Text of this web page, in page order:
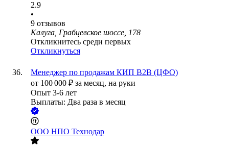
2.9
•
9 отзывов
Калуга, Грабцевское шоссе, 178
Откликнитесь среди первых
Откликнуться
Менеджер по продажам КИП В2В (ЦФО)
от 100 000 ₽ за месяц, на руки
Опыт 3-6 лет
Выплаты: Два раза в месяц
ООО НПО Технодар